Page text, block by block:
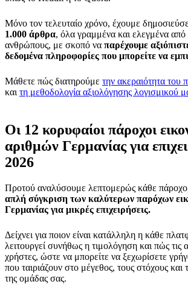
Μόνο τον τελευταίο χρόνο, έχουμε
1.000 άρθρα, όλα γραμμένα και ελεγμένα
ανθρώπους, με σκοπό να παρέχουμε
δεδομένα πληροφορίες που μπορείτε να
Μάθετε πώς διατηρούμε την ακεραιότητα του
και τη μεθοδολογία αξιολόγησης λογισμικού
Οι 12 κορυφαίοι πάροχοι
αριθμών Γερμανίας για
2026
Προτού αναλύσουμε λεπτομερώς κάθε
απλή σύγκριση των καλύτερων παρόχων
Γερμανίας για μικρές επιχειρήσεις.
Δείχνει για ποιον είναι κατάλληλη η κάθε
λειτουργεί συνήθως η τιμολόγηση και πώς τις
χρήστες, ώστε να μπορείτε να ξεχωρίσετε
που ταιριάζουν στο μέγεθος, τους στόχους
της ομάδας σας.